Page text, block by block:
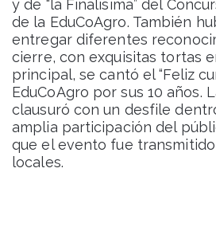
y de “la Finalísima” del
de la EduCoAgro. También
entregar diferentes
cierre, con exquisitas tortas
principal, se cantó el “Feliz
EduCoAgro por sus 10 años.
clausuró con un desfile
amplia participación del
que el evento fue
locales.